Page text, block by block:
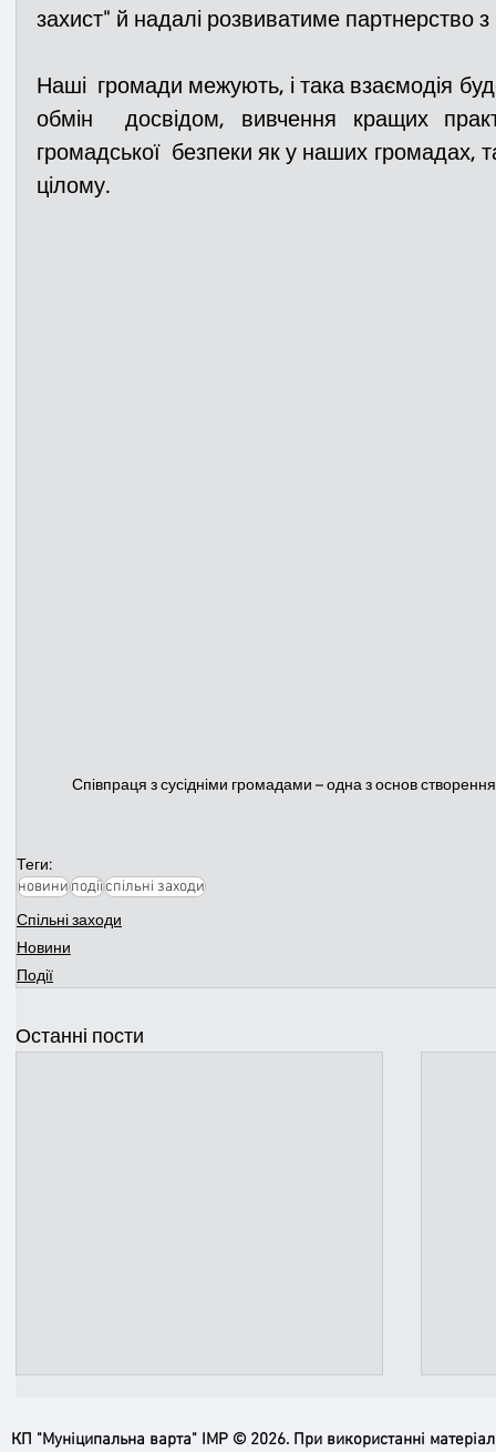
захист" й надалі розвиватиме партнерство
Наші  громади межують, і така взаємодія
обмін  досвідом, вивчення кращих
громадської  безпеки як у наших громадах,
цілому.
Співпраця з сусідніми громадами – одна з основ
Теги:
новиниподіїспільні заходи
Спільні заходи
Новини
Події
Останні пости
КП "Муніципальна варта" ІМР © 2026. При використанні